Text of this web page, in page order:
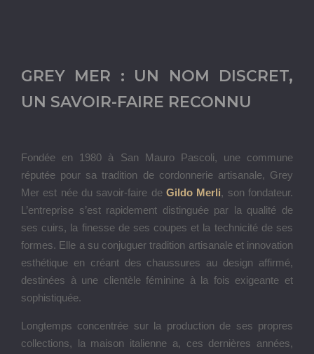
GREY MER : UN NOM DISCRET,
UN SAVOIR-FAIRE RECONNU
Fondée en 1980 à San Mauro Pascoli, une commune
réputée pour sa tradition de cordonnerie artisanale, Grey
Mer est née du savoir-faire de Gildo Merli, son fondateur.
L’entreprise s’est rapidement distinguée par la qualité de
ses cuirs, la finesse de ses coupes et la technicité de ses
formes. Elle a su conjuguer tradition artisanale et innovation
esthétique en créant des chaussures au design affirmé,
destinées à une clientèle féminine à la fois exigeante et
sophistiquée.
Longtemps concentrée sur la production de ses propres
collections, la maison italienne a, ces dernières années,